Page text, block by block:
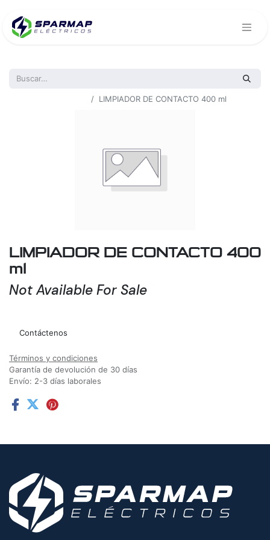
LIMPIADOR DE CONTACTO 400 ml
LIMPIADOR DE CONTACTO 400
ml
Not Available For Sale
Contáctenos
Términos y condiciones
Garantía de devolución de 30 días
Envío: 2-3 días laborales